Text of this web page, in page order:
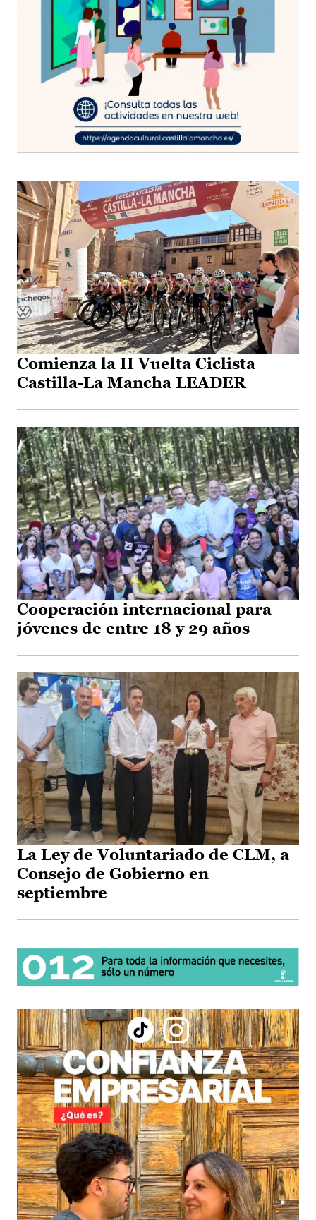
Comienza la II Vuelta Ciclista
Castilla-La Mancha LEADER
Cooperación internacional para
jóvenes de entre 18 y 29 años
La Ley de Voluntariado de CLM, a
Consejo de Gobierno en
septiembre